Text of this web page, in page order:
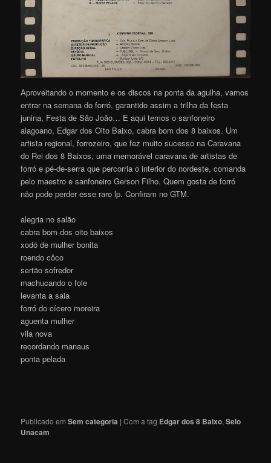
Aproveitando o momento e os discos na ponta da agulha, vamos
entrar na semana do forró, garantido assim a trilha da festa
junina, Festa de São João… E aqui temos o sanfoneiro
alagoano, Edgar dos Oito Baixo, cabra bom dos 8 baixos. Um
artista regional, forrozeiro, que fez muito sucesso na Caravana
do Rei dos 8 Baixos, uma memorável caravana de artistas de
forró e pé-de-serra que percorria o interior do nordeste, comanda
pelo maestro e sanfoneiro Gerson Filho. Quem gosta de forró
não pode perder esse raro lp. Confiram no GTM.
alegria no salão
cabra bom dos oito baixos
xodó de mulher bonita
roendo côco
sertão sofredor
machucando o fole
levanta a saia
forró do cícero moreira
aguenta mulher
vila nova
recordando manaus
ponta pelada
Publicado em Sem categoria |Com a tag Edgar dos 8 Baixo,Selo
Unacam